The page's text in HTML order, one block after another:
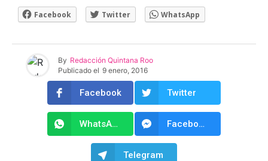
Facebook Twitter WhatsApp
By Redacción Quintana Roo
Publicado el 9 enero, 2016
Facebook Twitter
WhatsApp Facebook Messenger
Telegram